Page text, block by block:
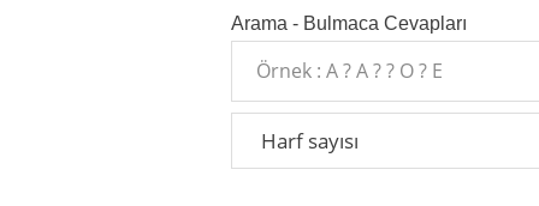
Arama - Bulmaca Cevapları